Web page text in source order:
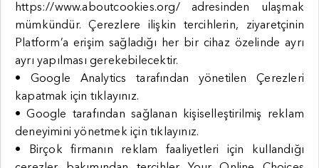
https://www.aboutcookies.org/ adresinden ulaşmak
mümkündür. Çerezlere ilişkin tercihlerin, ziyaretçinin
Platform’a erişim sağladığı her bir cihaz özelinde ayrı
ayrı yapılması gerekebilecektir.
• Google Analytics tarafından yönetilen Çerezleri
kapatmak için tıklayınız.
• Google tarafından sağlanan kişiselleştirilmiş reklam
deneyimini yönetmek için tıklayınız.
• Birçok firmanın reklam faaliyetleri için kullandığı